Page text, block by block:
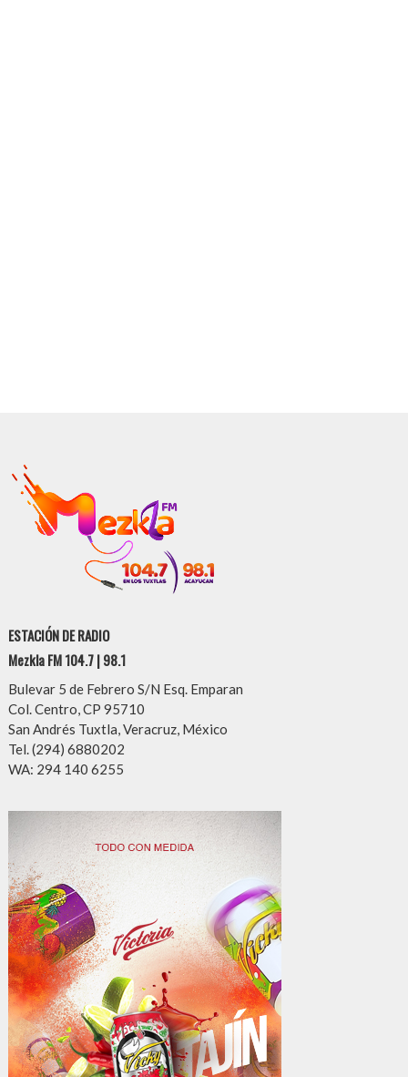
ESTACIÓN DE RADIO
Mezkla FM 104.7 | 98.1
Bulevar 5 de Febrero S/N Esq. Emparan
Col. Centro, CP 95710
San Andrés Tuxtla, Veracruz, México
Tel. (294) 6880202
WA: 294 140 6255